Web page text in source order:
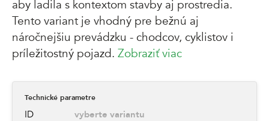
aby ladila s kontextom stavby aj prostredia.
Tento variant je vhodný pre bežnú aj
náročnejšiu prevádzku - chodcov, cyklistov i
príležitostný pojazd. Zobraziť viac
Technické parametre
ID
vyberte variantu